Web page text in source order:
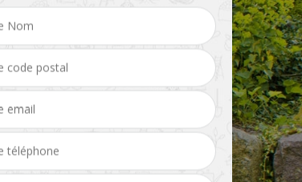
Paysagiste 36 Elagueur 36